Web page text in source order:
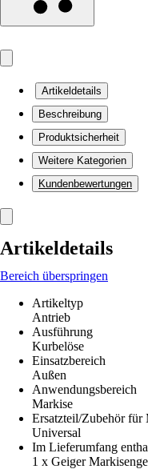
Artikeldetails
Beschreibung
Produktsicherheit
Weitere Kategorien
Kundenbewertungen
Artikeldetails
Bereich überspringen
Artikeltyp
Antrieb
Ausführung
Kurbelöse
Einsatzbereich
Außen
Anwendungsbereich
Markise
Ersatzteil/Zubehör für
Universal
Im Lieferumfang
1 x Geiger